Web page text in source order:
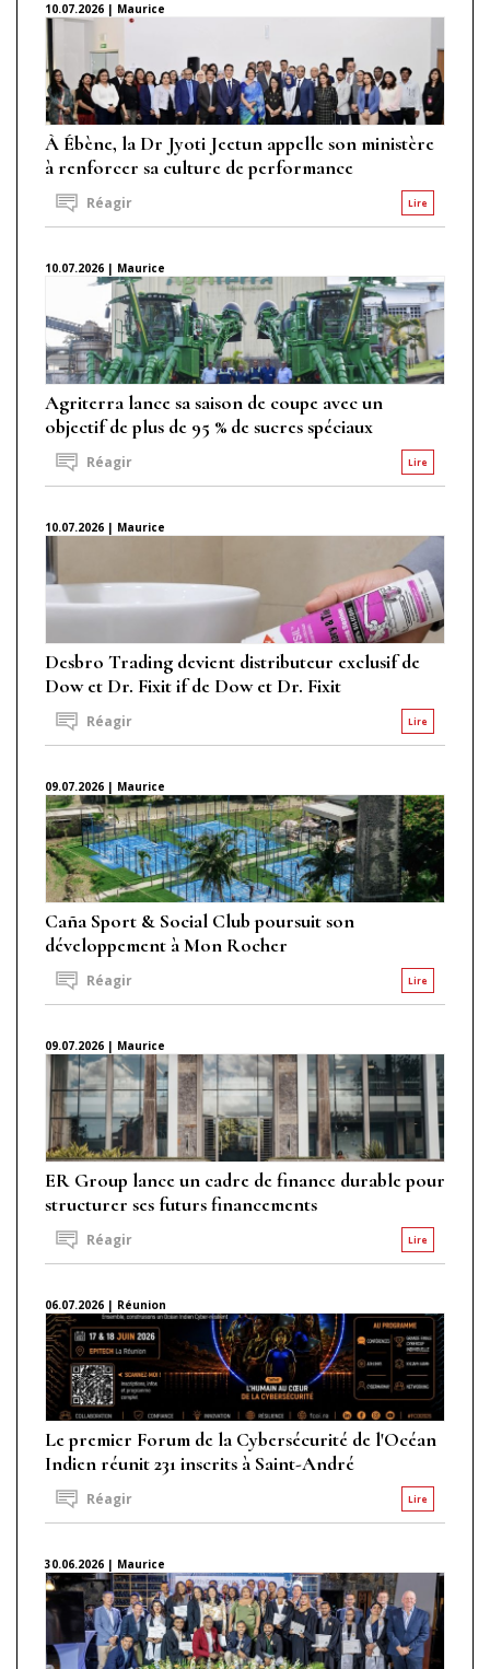
10.07.2026 | Maurice
À Ébène, la Dr Jyoti Jeetun appelle son ministère
à renforcer sa culture de performance
Lire
Réagir
10.07.2026 | Maurice
Agriterra lance sa saison de coupe avec un
objectif de plus de 95 % de sucres spéciaux
Lire
Réagir
10.07.2026 | Maurice
Desbro Trading devient distributeur exclusif de
Dow et Dr. Fixit if de Dow et Dr. Fixit
Lire
Réagir
09.07.2026 | Maurice
Caña Sport & Social Club poursuit son
développement à Mon Rocher
Lire
Réagir
09.07.2026 | Maurice
ER Group lance un cadre de finance durable pour
structurer ses futurs financements
Lire
Réagir
06.07.2026 | Réunion
Le premier Forum de la Cybersécurité de l'Océan
Indien réunit 231 inscrits à Saint-André
Lire
Réagir
30.06.2026 | Maurice